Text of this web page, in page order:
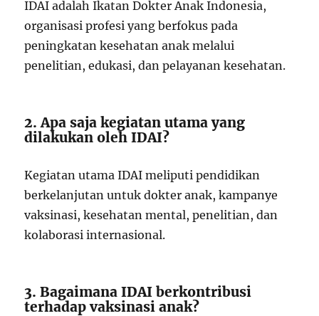
IDAI adalah Ikatan Dokter Anak Indonesia,
organisasi profesi yang berfokus pada
peningkatan kesehatan anak melalui
penelitian, edukasi, dan pelayanan kesehatan.
2. Apa saja kegiatan utama yang
dilakukan oleh IDAI?
Kegiatan utama IDAI meliputi pendidikan
berkelanjutan untuk dokter anak, kampanye
vaksinasi, kesehatan mental, penelitian, dan
kolaborasi internasional.
3. Bagaimana IDAI berkontribusi
terhadap vaksinasi anak?